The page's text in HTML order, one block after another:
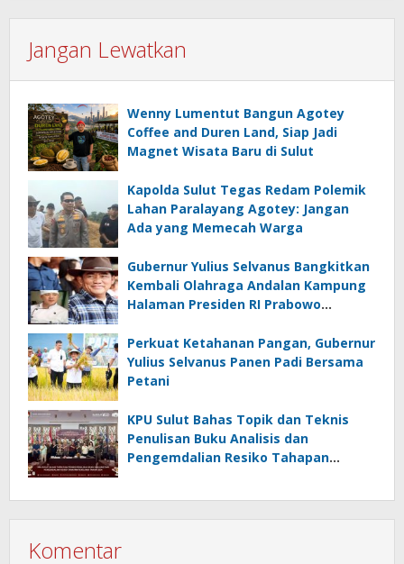
Jangan Lewatkan
Wenny Lumentut Bangun Agotey
Coffee and Duren Land, Siap Jadi
Magnet Wisata Baru di Sulut
Kapolda Sulut Tegas Redam Polemik
Lahan Paralayang Agotey: Jangan
Ada yang Memecah Warga
Gubernur Yulius Selvanus Bangkitkan
Kembali Olahraga Andalan Kampung
Halaman Presiden RI Prabowo
Perkuat Ketahanan Pangan, Gubernur
Yulius Selvanus Panen Padi Bersama
Petani
KPU Sulut Bahas Topik dan Teknis
Penulisan Buku Analisis dan
Pengemdalian Resiko Tahapan
Komentar